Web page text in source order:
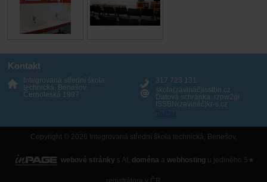
Kontakt
Integrovaná střední škola
technická, Benešov,
Černoleská 1997
317 723 131
skola(zavináč)isstbn.cz
Datová schránka: rzpw2gi
ISSBN(zavináč)kr-s.cz
Copyright © 2026 Integrovaná střední škola technická, Benešov,
webové stránky s AI, doména a webhosting u jediného 5★